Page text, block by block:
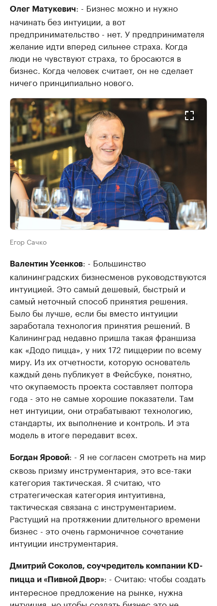
Олег Матукевич: - Бизнес можно и нужно
начинать без интуиции, а вот
предпринимательство - нет. У предпринимателя
желание идти вперед сильнее страха. Когда
люди не чувствуют страха, то бросаются в
бизнес. Когда человек считает, он не сделает
ничего принципиально нового.
Егор Сачко
Валентин Усенков: - Большинство
калининградских бизнесменов руководствуются
интуицией. Это самый дешевый, быстрый и
самый неточный способ принятия решения.
Было бы лучше, если бы вместо интуиции
заработала технология принятия решений. В
Калининград недавно пришла такая франшиза
как «Додо пицца», у них 172 пиццерии по всему
миру. Из их отчетности, которую основатель
каждый день публикует в Фейсбуке, понятно,
что окупаемость проекта составляет полтора
года - это не самые хорошие показатели. Там
нет интуиции, они отрабатывают технологию,
стандарты, их выполнение и контроль. И эта
модель в итоге передавит всех.
Богдан Яровой: - Я не согласен смотреть на мир
сквозь призму инструментария, это все-таки
категория тактическая. Я считаю, что
стратегическая категория интуитивна,
тактическая связана с инструментарием.
Растущий на протяжении длительного времени
бизнес - это очень гармоничное сочетание
интуиции инструментария.
Дмитрий Соколов, cоучредитель компании KD-
пицца и «Пивной Двор»: - Считаю: чтобы создать
интересное предложение на рынке, нужна